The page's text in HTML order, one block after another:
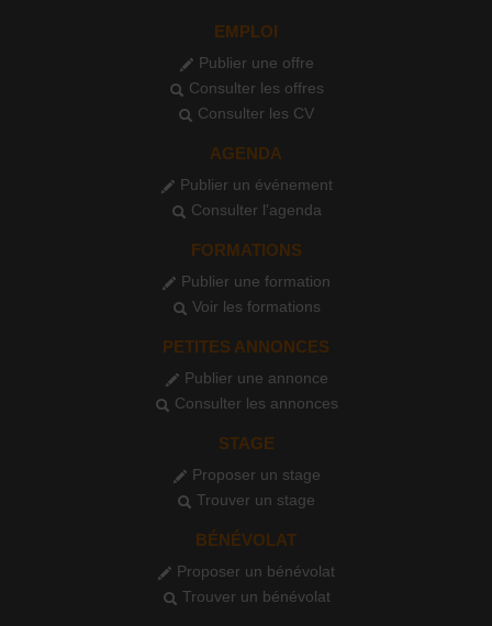
EMPLOI
Publier une offre
Consulter les offres
Consulter les CV
AGENDA
Publier un événement
Consulter l'agenda
FORMATIONS
Publier une formation
Voir les formations
PETITES ANNONCES
Publier une annonce
Consulter les annonces
STAGE
Proposer un stage
Trouver un stage
BÉNÉVOLAT
Proposer un bénévolat
Trouver un bénévolat